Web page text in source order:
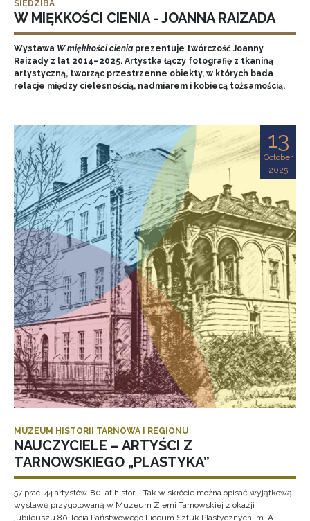
SIEDZIBA
W MIĘKKOŚCI CIENIA - JOANNA RAIZADA
Wystawa W miękkości cieniaprezentuje twórczość Joanny
Raizady z lat 2014–2025. Artystka łączy fotografię z tkaniną
artystyczną, tworząc przestrzenne obiekty, w których bada
relacje między cielesnością, nadmiarem i kobiecą tożsamością.
13
October
2025
MUZEUM HISTORII TARNOWA I REGIONU
NAUCZYCIELE – ARTYŚCI Z
TARNOWSKIEGO „PLASTYKA”
57 prac. 44 artystów. 80 lat historii. Tak w skrócie można opisać wyjątkową
wystawę przygotowaną w Muzeum Ziemi Tarnowskiej z okazji
jubileuszu 80-lecia Państwowego Liceum Sztuk Plastycznych im. A.